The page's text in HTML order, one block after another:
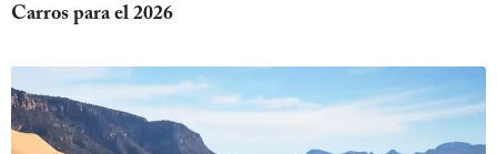
Carros para el 2026